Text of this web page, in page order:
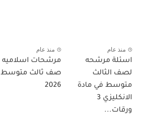
منذ عام
اسئلة مرشحه
لصف الثالث
متوسط في مادة
الانكليزي 3
ورقات...
منذ عام
مرشحات اسلاميه
صف ثالث متوسط
2026